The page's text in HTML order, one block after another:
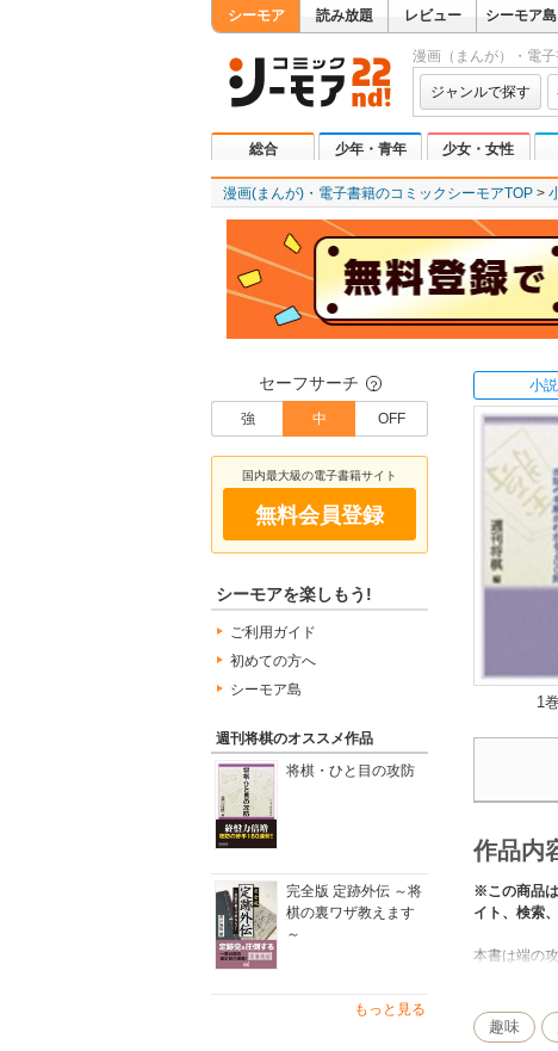
シーモア 読み放題 レビュー シーモア島
漫画（まんが）・電
ジャンルで探す
総合 少年・青年 少女・女性
漫画(まんが)・電子書籍のコミックシーモアTOP
セーフサーチ ？
強 中 OFF
国内最大級の電子書籍サイト
無料会員登録
シーモアを楽しもう!
ご利用ガイド
初めての方へ
シーモア島
週刊将棋のオススメ作品
将棋・ひと目の攻防
完全版 定跡外伝 ～将
棋の裏ワザ教えます
～
もっと見る
小
1
作品内
※この商品
イト、検索
本書は端の
す。現代将
【第１章】
趣味